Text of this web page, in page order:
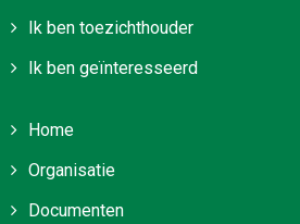
Ik ben toezichthouder
Ik ben geïnteresseerd
Home
Organisatie
Documenten